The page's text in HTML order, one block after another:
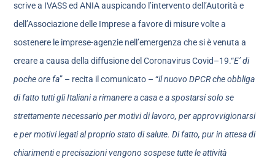
scrive a IVASS ed ANIA auspicando l’intervento dell’Autorità e
dell’Associazione delle Imprese a favore di misure volte a
sostenere le imprese-agenzie nell’emergenza che si è venuta a
creare a causa della diffusione del Coronavirus Covid–19.“E’ di
poche ore fa” – recita il comunicato – “il nuovo DPCR che obbliga
di fatto tutti gli Italiani a rimanere a casa e a spostarsi solo se
strettamente necessario per motivi di lavoro, per approvvigionarsi
e per motivi legati al proprio stato di salute. Di fatto, pur in attesa di
chiarimenti e precisazioni vengono sospese tutte le attività